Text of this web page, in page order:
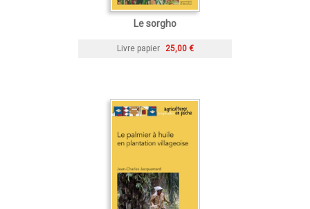
Le sorgho
Livre papier 25,00 €